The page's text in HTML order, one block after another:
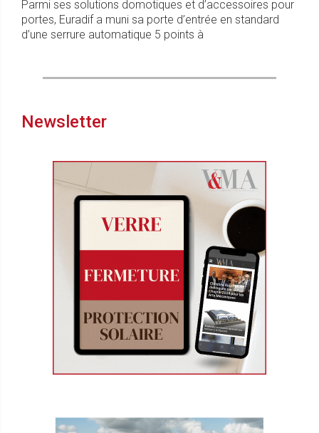
Parmi ses solutions domotiques et d’accessoires pour
portes, Euradif a muni sa porte d’entrée en standard
d’une serrure automatique 5 points à
Newsletter